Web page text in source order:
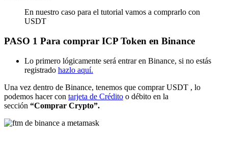
En nuestro caso para el tutorial vamos a comprarlo con
USDT
PASO 1 Para comprar ICP Token en Binance
Lo primero lógicamente será entrar en Binance, si no estás
registrado hazlo aquí.
Una vez dentro de Binance, tenemos que comprar USDT , lo
podemos hacer con tarjeta de Crédito o débito en la
sección “Comprar Crypto”.